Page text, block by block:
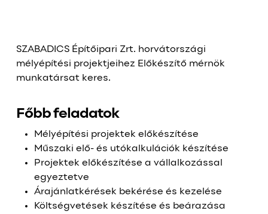
SZABADICS Építőipari Zrt. horvátországi
mélyépítési projektjeihez Előkészítő mérnök
munkatársat keres.
Főbb feladatok
Mélyépítési projektek előkészítése
Műszaki elő- és utókalkulációk készítése
Projektek előkészítése a vállalkozással
egyeztetve
Árajánlatkérések bekérése és kezelése
Költségvetések készítése és beárazása